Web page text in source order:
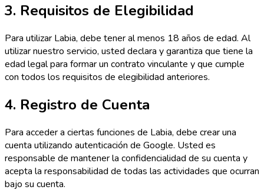
3. Requisitos de Elegibilidad
Para utilizar Labia, debe tener al menos 18 años de edad. Al
utilizar nuestro servicio, usted declara y garantiza que tiene la
edad legal para formar un contrato vinculante y que cumple
con todos los requisitos de elegibilidad anteriores.
4. Registro de Cuenta
Para acceder a ciertas funciones de Labia, debe crear una
cuenta utilizando autenticación de Google. Usted es
responsable de mantener la confidencialidad de su cuenta y
acepta la responsabilidad de todas las actividades que ocurran
bajo su cuenta.